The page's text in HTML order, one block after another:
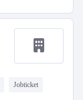
Jobticket